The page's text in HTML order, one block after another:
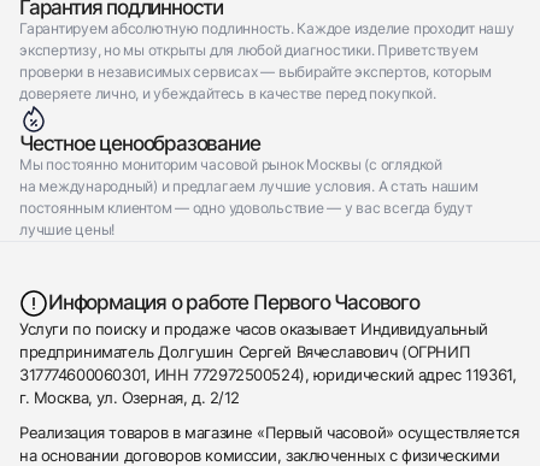
Гарантия подлинности
Гарантируем абсолютную подлинность. Каждое изделие проходит нашу
экспертизу, но мы открыты для любой диагностики. Приветствуем
проверки в независимых сервисах — выбирайте экспертов, которым
доверяете лично, и убеждайтесь в качестве перед покупкой.
Честное ценообразование
Мы постоянно мониторим часовой рынок Москвы (с оглядкой
на международный) и предлагаем лучшие условия. А стать нашим
постоянным клиентом — одно удовольствие — у вас всегда будут
лучшие цены!
Информация о работе Первого Часового
Услуги по поиску и продаже часов оказывает Индивидуальный
предприниматель Долгушин Сергей Вячеславович (ОГРНИП
317774600060301, ИНН 772972500524), юридический адрес 119361,
г. Москва, ул. Озерная, д. 2/12
Реализация товаров в магазине «Первый часовой» осуществляется
на основании договоров комиссии, заключенных с физическими